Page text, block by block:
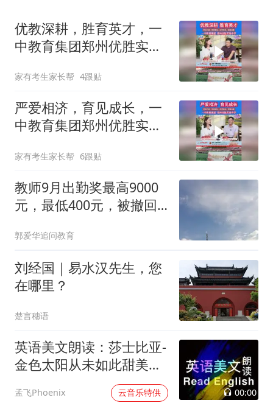
优教深耕，胜育英才，一
中教育集团郑州优胜实验
家有考生家长帮 4跟贴
严爱相济，育见成长，一
中教育集团郑州优胜实验
家有考生家长帮 6跟贴
教师9月出勤奖最高9000
元，最低400元，被撤回
郭爱华追问教育
刘经国｜易水汉先生，您
在哪里？
楚言穗语
英语美文朗读：莎士比亚-
金色太阳从未如此甜美吻
孟飞Phoenix 云音乐特供 00:00